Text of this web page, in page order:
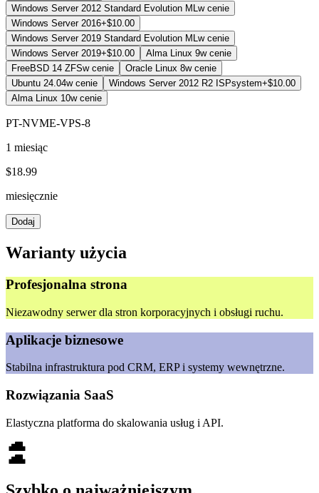
Windows Server 2012 Standard Evolution MLw cenie
Windows Server 2016+$10.00
Windows Server 2019 Standard Evolution MLw cenie
Windows Server 2019+$10.00 Alma Linux 9w cenie
FreeBSD 14 ZFSw cenie Oracle Linux 8w cenie
Ubuntu 24.04w cenie Windows Server 2012 R2 ISPsystem+$10.00
Alma Linux 10w cenie
PT-NVME-VPS-8
1 miesiąc
$18.99
miesięcznie
Dodaj
Warianty użycia
Profesjonalna strona
Niezawodny serwer dla stron korporacyjnych i obsługi ruchu.
Aplikacje biznesowe
Stabilna infrastruktura pod CRM, ERP i systemy wewnętrzne.
Rozwiązania SaaS
Elastyczna platforma do skalowania usług i API.